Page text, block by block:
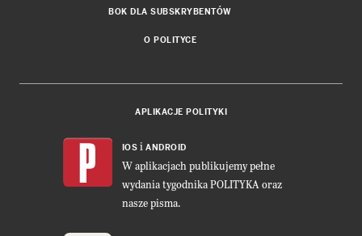
BOK DLA SUBSKRYBENTÓW
O POLITYCE
APLIKACJE POLITYKI
IOS i ANDROID
W aplikacjach publikujemy pełne
wydania tygodnika POLITYKA oraz
nasze pisma.